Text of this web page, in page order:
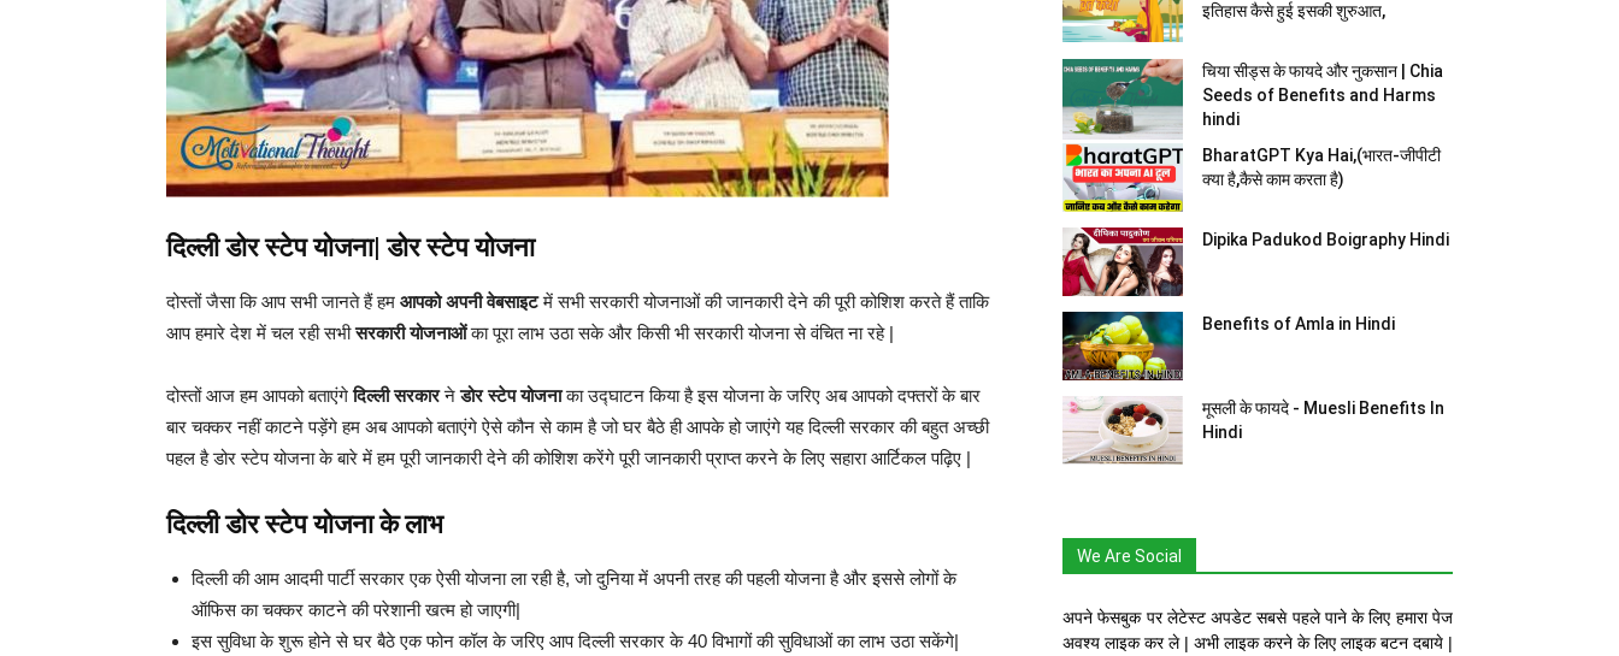
दिल्ली डोर स्टेप योजना| डोर स्टेप योजना
दोस्तों जैसा कि आप सभी जानते हैं हम आपको अपनी वेबसाइटमें सभी सरकारी योजनाओं की जानकारी देने की पूरी कोशिश करते हैं ताकि
आप हमारे देश में चल रही सभीसरकारी योजनाओंका पूरा लाभ उठा सके और किसी भी सरकारी योजना से वंचित ना रहे |
दोस्तों आज हम आपको बताएंगेदिल्ली सरकारनेडोर स्टेप योजनाका उद्घाटन किया है इस योजना के जरिए अब आपको दफ्तरों के बार
बार चक्कर नहीं काटने पड़ेंगे हम अब आपको बताएंगे ऐसे कौन से काम है जो घर बैठे ही आपके हो जाएंगे यह दिल्ली सरकार की बहुत अच्छी
पहल है डोर स्टेप योजना के बारे में हम पूरी जानकारी देने की कोशिश करेंगे पूरी जानकारी प्राप्त करने के लिए सहारा आर्टिकल पढ़िए |
दिल्ली डोर स्टेप योजना के लाभ
दिल्ली की आम आदमी पार्टी सरकार एक ऐसी योजना ला रही है, जो दुनिया में अपनी तरह की पहली योजना है और इससे लोगों के
ऑफिस का चक्कर काटने की परेशानी खत्म हो जाएगी|
इस सुविधा के शुरू होने से घर बैठे एक फोन कॉल के जरिए आप दिल्ली सरकार के 40 विभागों की सुविधाओं का लाभ उठा सकेंगे|
इतिहास कैसे हुई इसकी शुरुआत,
चिया सीड्स के फायदे और नुकसान | Chia
Seeds of Benefits and Harms
hindi
BharatGPT Kya Hai,(भारत-जीपीटी
क्या है,कैसे काम करता है)
Dipika Padukod Boigraphy Hindi
Benefits of Amla in Hindi
मूसली के फायदे - Muesli Benefits In
Hindi
We Are Social
अपने फेसबुक पर लेटेस्ट अपडेट सबसे पहले पाने के लिए हमारा पेज
अवश्य लाइक कर ले | अभी लाइक करने के लिए लाइक बटन दबाये |